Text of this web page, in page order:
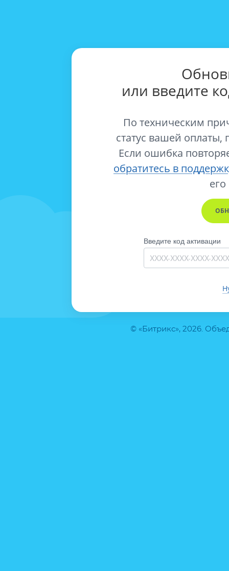
© «Битрикс», 2026.
или введите
По техническим
статус вашей оплаты,
Если ошибка
обратитесь в
его
Введите код активации